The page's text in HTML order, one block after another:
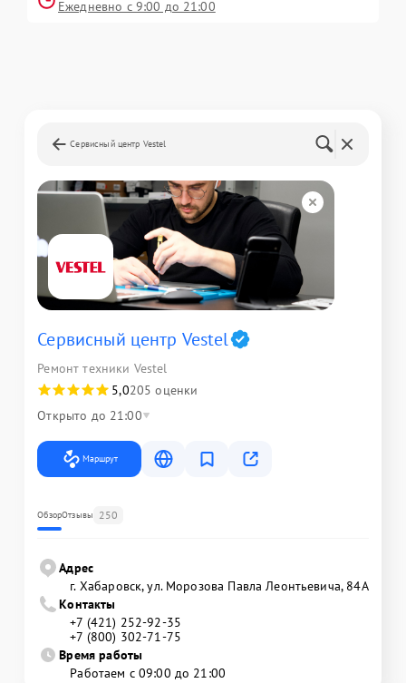
Ежедневно с 9:00 до 21:00
Сервисный центр Vestel
Сервисный центр Vestel
Ремонт техники Vestel
5,0205 оценки
Открыто до 21:00
Маршрут
ОбзорОтзывы 250
Адрес
г. Хабаровск, ул. Морозова Павла Леонтьевича, 84А
Контакты
+7 (421) 252-92-35
+7 (800) 302-71-75
Время работы
Работаем с 09:00 до 21:00